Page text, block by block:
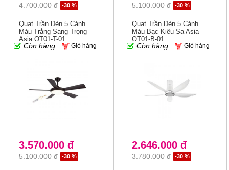
4.700.000 đ -30 %
Quạt Trần Đèn 5 Cánh
Màu Trắng Sang Trọng
Asia QT01-T-01
Còn hàng Giỏ hàng
5.100.000 đ -30 %
Quạt Trần Đèn 5 Cánh
Màu Bạc Kiêu Sa Asia
QT01-B-01
Còn hàng Giỏ hàng
3.570.000 đ
5.100.000 đ -30 %
2.646.000 đ
3.780.000 đ -30 %